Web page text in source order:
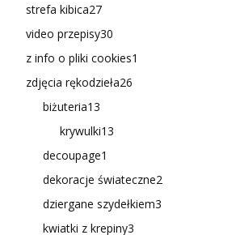
strefa kibica27
video przepisy30
z info o pliki cookies1
zdjęcia rękodzieła26
biżuteria13
krywulki13
decoupage1
dekoracje świateczne2
dziergane szydełkiem3
kwiatki z krepiny3